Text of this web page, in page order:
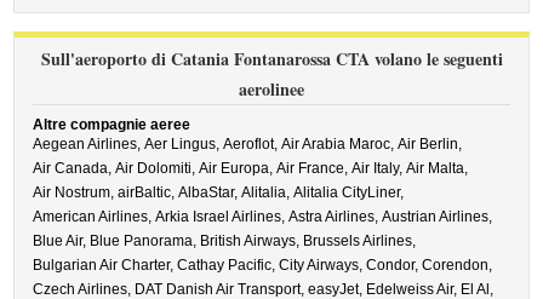
Sull'aeroporto di Catania Fontanarossa CTA volano le seguenti
aerolinee
Altre compagnie aeree
Aegean Airlines,Aer Lingus,Aeroflot,Air Arabia Maroc,Air Berlin,
Air Canada,Air Dolomiti,Air Europa,Air France,Air Italy,Air Malta,
Air Nostrum,airBaltic,AlbaStar,Alitalia,Alitalia CityLiner,
American Airlines,Arkia Israel Airlines,Astra Airlines,Austrian Airlines,
Blue Air, Blue Panorama, British Airways, Brussels Airlines,
Bulgarian Air Charter,Cathay Pacific,City Airways,Condor,Corendon,
Czech Airlines, DAT Danish Air Transport,easyJet, Edelweiss Air, El Al,